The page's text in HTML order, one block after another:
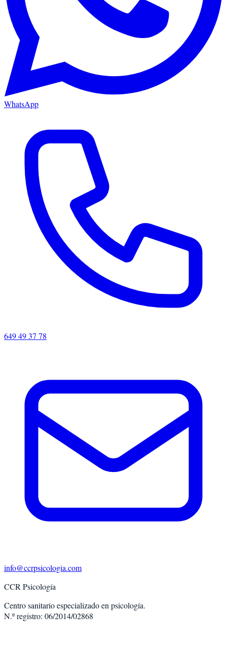
WhatsApp
649 49 37 78
info@ccrpsicologia.com
CCR Psicología
Centro sanitario especializado en psicología.
N.º registro: 06/2014/02868